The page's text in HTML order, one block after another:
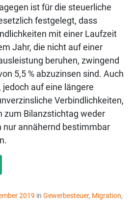
ist für die steuerliche
festgelegt, dass
mit einer Laufzeit
Jahr, die nicht auf einer
beruhen, zwingend
5,5 % abzuzinsen sind. Auch
auf eine längere
Verbindlichkeiten,
zum Bilanzstichtag weder
nur annähernd bestimmbar
2019 in Gewerbesteuer, Migration,